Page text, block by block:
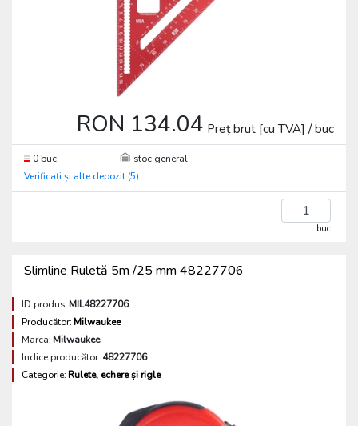
RON 134.04 Preț brut [cu TVA] / buc
0 buc
stoc general
Verificați și alte depozit (5)
buc
Slimline Ruletă 5m /25 mm 48227706
ID produs:MIL48227706
Producător:Milwaukee
Marca:Milwaukee
Indice producător: 48227706
Categorie:Rulete, echere și rigle